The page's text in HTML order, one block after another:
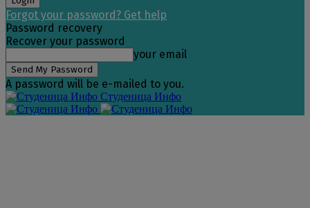
Forgot your password? Get help
Password recovery
Recover your password
your email
A password will be e-mailed to you.
Студеница Инфо